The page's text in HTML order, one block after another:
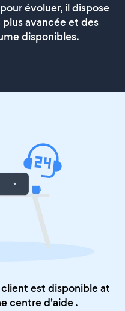
évoluer, il dispose
avancée et des
disponibles.
est disponible at
centre d'aide.